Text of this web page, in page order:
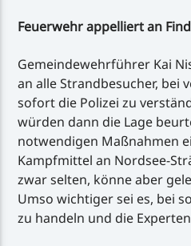
Feuerwehr appelliert an
Gemeindewehrführer Kai
an alle Strandbesucher, bei
sofort die Polizei zu
würden dann die Lage
notwendigen Maßnahmen
Kampfmittel an Nordsee-
zwar selten, könne aber
Umso wichtiger sei es, bei
zu handeln und die